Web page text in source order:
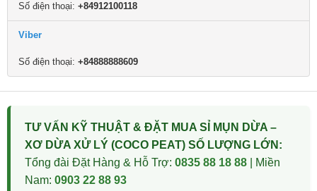
Số điện thoại: +84912100118
Viber
Số điện thoại: +84888888609
TƯ VẤN KỸ THUẬT & ĐẶT MUA SỈ MỤN DỪA –
XƠ DỪA XỬ LÝ (COCO PEAT) SỐ LƯỢNG LỚN:
Tổng đài Đặt Hàng & Hỗ Trợ: 0835 88 18 88 | Miền
Nam: 0903 22 88 93